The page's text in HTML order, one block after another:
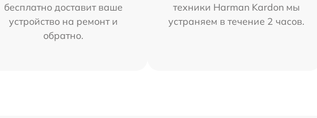
бесплатно доставит ваше
устройство на ремонт и
обратно.
техники Harman Kardon мы
устраняем в течение 2 часов.